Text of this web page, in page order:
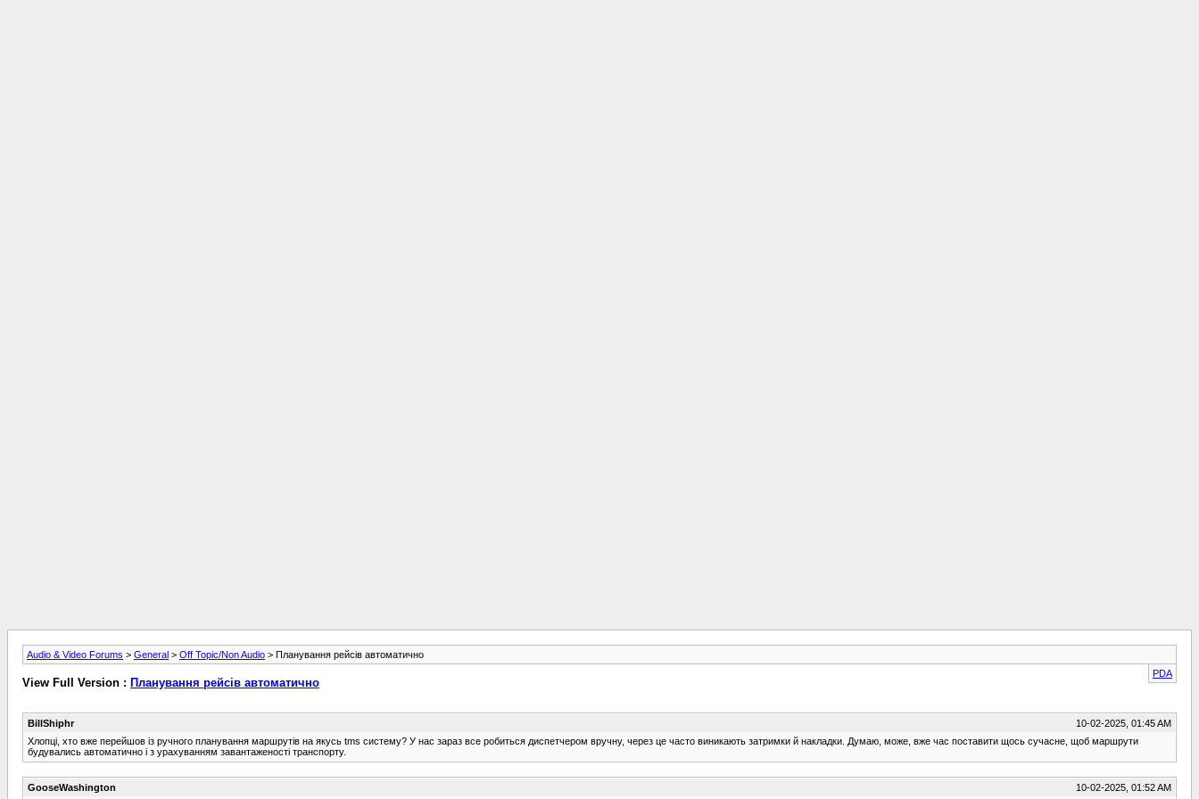
Audio & Video Forums > General > Off Topic/Non Audio > Планування рейсів автоматично
PDA
View Full Version : Планування рейсів автоматично
BillShiphr
10-02-2025, 01:45 AM
Хлопці, хто вже перейшов із ручного планування маршрутів на якусь tms систему? У нас зараз все робиться диспетчером вручну, через це часто виникають затримки й накладки. Думаю, може, вже час поставити щось сучасне, щоб маршрути
будувались автоматично і з урахуванням завантаженості транспорту.
GooseWashington 10-02-2025, 01:52 AM